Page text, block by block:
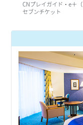
CNプレイガイド・e＋
セブンチケット